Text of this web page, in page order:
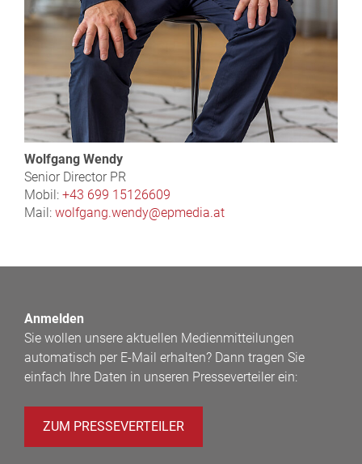
Wolfgang Wendy
Senior Director PR
Mobil: +43 699 15126609
Mail: wolfgang.wendy@epmedia.at
Anmelden
Sie wollen unsere aktuellen Medienmitteilungen
automatisch per E-Mail erhalten? Dann tragen Sie
einfach Ihre Daten in unseren Presseverteiler ein:
ZUM PRESSEVERTEILER